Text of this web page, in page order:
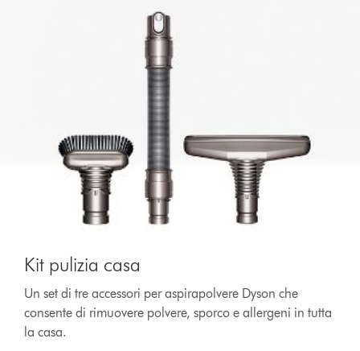
Kit pulizia casa
Un set di tre accessori per aspirapolvere Dyson che
consente di rimuovere polvere, sporco e allergeni in tutta
la casa.